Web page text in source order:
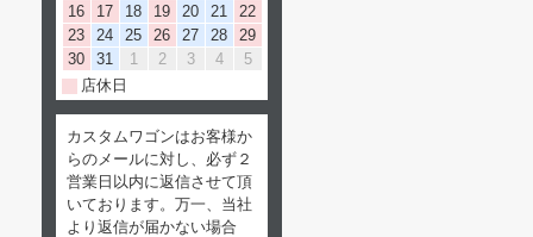
16
17 18 19 20 21
22
23
24 25 26 27 28
29
30
31 1 2 3 4
5
店休日
カスタムワゴンはお客様か
らのメールに対し、必ず２
営業日以内に返信させて頂
いております。万一、当社
より返信が届かない場合